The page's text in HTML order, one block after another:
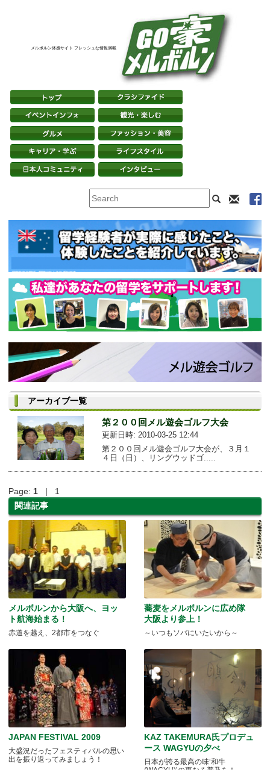
メルボルン体感サイト フレッシュな情報満載
アーカイブ一覧
第２００回メル遊会ゴルフ大会
更新日時: 2010-03-25 12:44
第２００回メル遊会ゴルフ大会が、３月１
４日（日）、リングウッドゴ.....
Page: 1 | 1
関連記事
メルボルンから大阪へ、ヨッ
ト航海始まる！
赤道を越え、2都市をつなぐ
蕎麦をメルボルンに広め隊
大阪より参上！
～いつもソバにいたいから～
JAPAN FESTIVAL 2009
大盛況だったフェスティバルの思い
出を振り返ってみましょう！
KAZ TAKEMURA氏プロデュ
ース WAGYUの夕べ
日本が誇る最高の味‘和牛
(WAGYU)’の更なる普及を！